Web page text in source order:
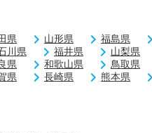
県 山形県 福島県
川県 福井県 山梨県
県 和歌山県 鳥取県
県 長崎県 熊本県